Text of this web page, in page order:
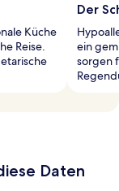
Küche
Reise.
Der
ein
sorgen
Daten